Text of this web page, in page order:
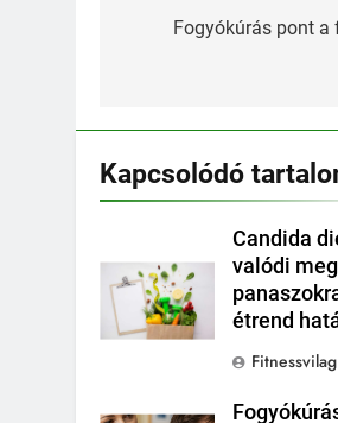
navigáció
Fogyókúrás pont a
Kapcsolódó
Candida
valódi
étrend
Fitnessvilag